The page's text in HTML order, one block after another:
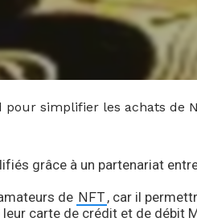
pour simplifier les achats de
grâce à un partenariat
de NFT , car il
carte de crédit et de débit